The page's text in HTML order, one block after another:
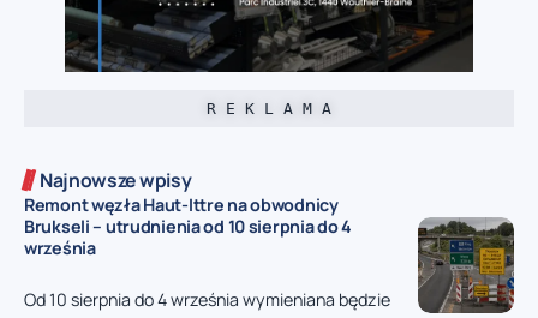
R E K L A M A
Najnowsze wpisy
Remont węzła Haut-Ittre na obwodnicy
Brukseli – utrudnienia od 10 sierpnia do 4
września
Od 10 sierpnia do 4 września wymieniana będzie